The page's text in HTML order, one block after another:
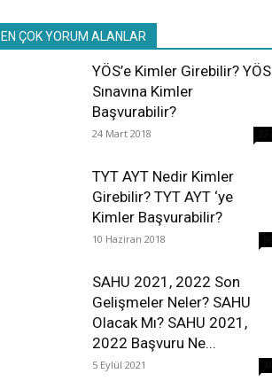
EN ÇOK YORUM ALANLAR
YÖS’e Kimler Girebilir? YÖS
Sınavına Kimler
Başvurabilir?
24 Mart 2018
TYT AYT Nedir Kimler
Girebilir? TYT AYT ‘ye
Kimler Başvurabilir?
10 Haziran 2018
SAHU 2021, 2022 Son
Gelişmeler Neler? SAHU
Olacak Mı? SAHU 2021,
2022 Başvuru Ne...
5 Eylül 2021